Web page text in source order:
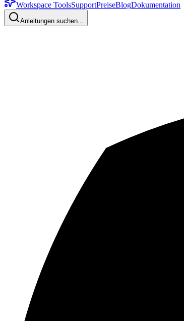
Workspace ToolsSupportPreiseBlogDokumentation
Anleitungen suchen...